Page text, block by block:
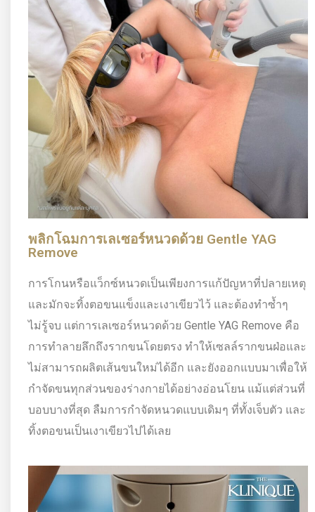
พลิกโฉมการเลเซอร์หนวดด้วย Gentle YAG
Remove
การโกนหรือแว็กซ์หนวดเป็นเพียงการแก้ปัญหาที่ปลายเหตุ
และมักจะทิ้งตอขนแข็งและเงาเขียวไว้ และต้องทำซ้ำๆ
ไม่รู้จบ แต่การเลเซอร์หนวดด้วย Gentle YAG Remove คือ
การทำลายลึกถึงรากขนโดยตรง ทำให้เซลล์รากขนฝ่อและ
ไม่สามารถผลิตเส้นขนใหม่ได้อีก และยังออกแบบมาเพื่อให้
กำจัดขนทุกส่วนของร่างกายได้อย่างอ่อนโยน แม้แต่ส่วนที่
บอบบางที่สุด ลืมการกำจัดหนวดแบบเดิมๆ ที่ทั้งเจ็บตัว และ
ทิ้งตอขนเป็นเงาเขียวไปได้เลย